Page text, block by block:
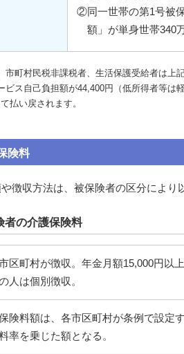
②同一世帯の第1号被
額」が単身世帯340
町村民税非課税者、生活保護受給者は上
ビス自己負担額が44,400円（低所得者等は
払い戻されます。
険料
徴収方法は、被保険者の区分により
者の介護保険料
区町村が徴収。年金月額15,000円以
人は個別徴収。
険料額は、各市区町村が条例で設定
率を乗じた額となる。